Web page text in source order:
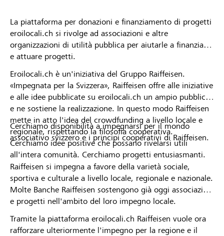
La piattaforma per donazioni e finanziamento di progetti
eroilocali.ch si rivolge ad associazioni e altre
organizzazioni di utilità pubblica per aiutarle a finanziare
e attuare progetti.
Eroilocali.ch è un'iniziativa del Gruppo Raiffeisen.
«Impegnata per la Svizzera», Raiffeisen offre alle iniziative
e alle idee pubblicate su eroilocali.ch un ampio pubblico
e ne sostiene la realizzazione. In questo modo Raiffeisen
mette in atto l'idea del crowdfunding a livello locale e
regionale, rispettando la filosofia cooperativa.
Cerchiamo idee positive che possano rivelarsi utili
all'intera comunità. Cerchiamo progetti entusiasmanti.
Cerchiamo disponibilità a impegnarsi per il mondo
associativo svizzero e i principi cooperativi di Raiffeisen.
Raiffeisen si impegna a favore della varietà sociale,
sportiva e culturale a livello locale, regionale e nazionale.
Molte Banche Raiffeisen sostengono già oggi associazioni
e progetti nell'ambito del loro impegno locale.
Tramite la piattaforma eroilocali.ch Raiffeisen vuole ora
rafforzare ulteriormente l'impegno per la regione e il